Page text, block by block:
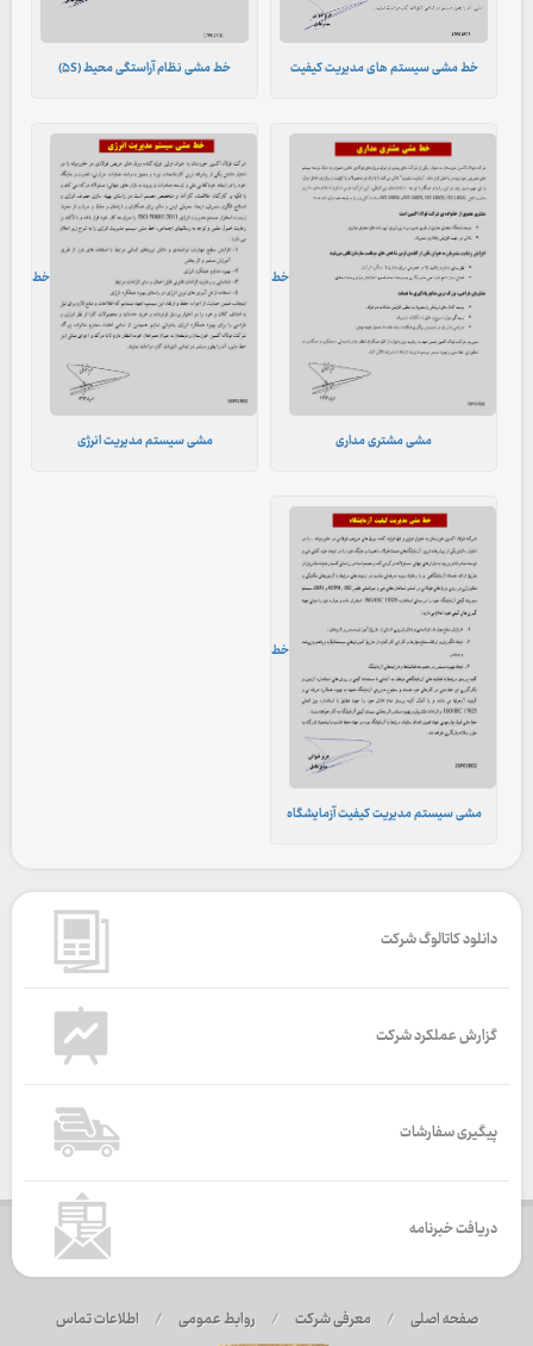
خط مشی سیستم های مدیریت کیفیت خط مشی نظام آراستگی محیط (۵S)
خط
مشی مشتری مداری
خط
مشی سیستم مدیریت انرژی
خط
مشی سیستم مدیریت کیفیت آزمایشگاه
دانلود کاتالوگ شرکت
گزارش عملکرد شرکت
پیگیری سفارشات
دریافت خبرنامه
صفحه اصلی / معرفی شرکت / روابط عمومی / اطلاعات تماس